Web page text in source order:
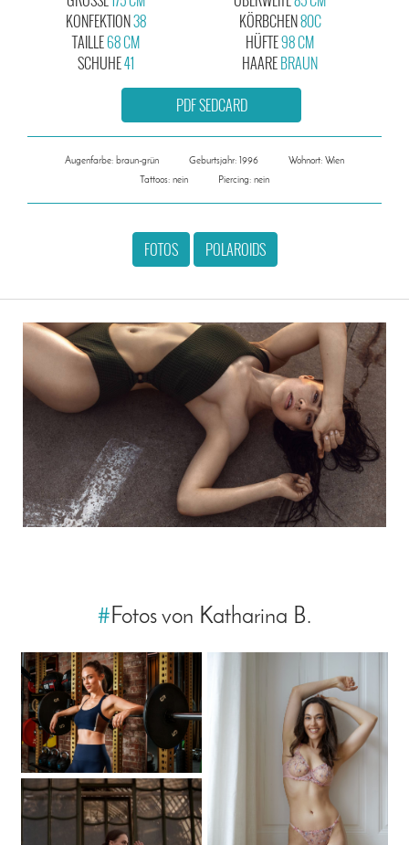
KONFEKTION38
KÖRBCHEN80C
TAILLE68 CM
SCHUHE41
HÜFTE98 CM
HAAREBRAUN
PDF SEDCARD
Augenfarbe: braun-grün Geburtsjahr: 1996
Wohnort: Wien
Tattoos: nein
Piercing: nein
FOTOS POLAROIDS
#Fotos von Katharina B.